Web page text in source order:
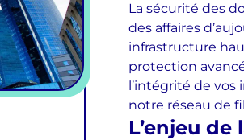
La sécurité des
des affaires
infrastructure
protection
l’intégrité de vos
notre réseau de
L’enjeu